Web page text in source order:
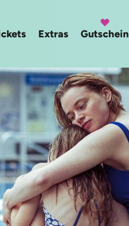
Extras Gutschein